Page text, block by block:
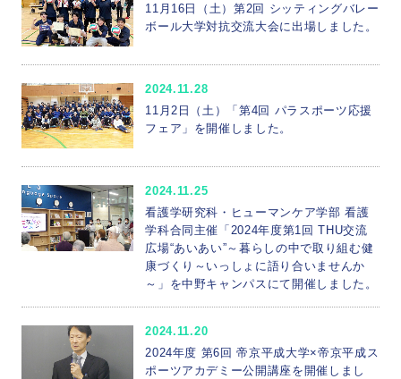
11月16日（土）第2回 シッティングバレー
ボール大学対抗交流大会に出場しました。
2024.11.28
11月2日（土）「第4回 パラスポーツ応援
フェア」を開催しました。
2024.11.25
看護学研究科・ヒューマンケア学部 看護
学科合同主催「2024年度第1回 THU交流
広場“あいあい”～暮らしの中で取り組む健
康づくり～いっしょに語り合いませんか
～」を中野キャンパスにて開催しました。
2024.11.20
2024年度 第6回 帝京平成大学×帝京平成ス
ポーツアカデミー公開講座を開催しまし